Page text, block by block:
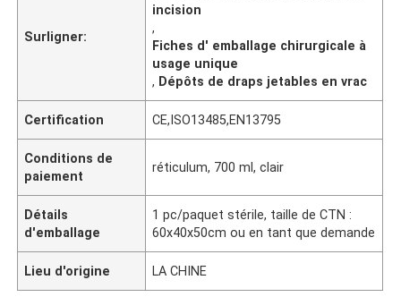
Surligner:
incision
,
Fiches d' emballage chirurgicale à
usage unique
, Dépôts de draps jetables en vrac
Certification CE,ISO13485,EN13795
Conditions de
paiement
réticulum, 700 ml, clair
Détails
d'emballage
1 pc/paquet stérile, taille de CTN :
60x40x50cm ou en tant que demande
Lieu d'origine LA CHINE